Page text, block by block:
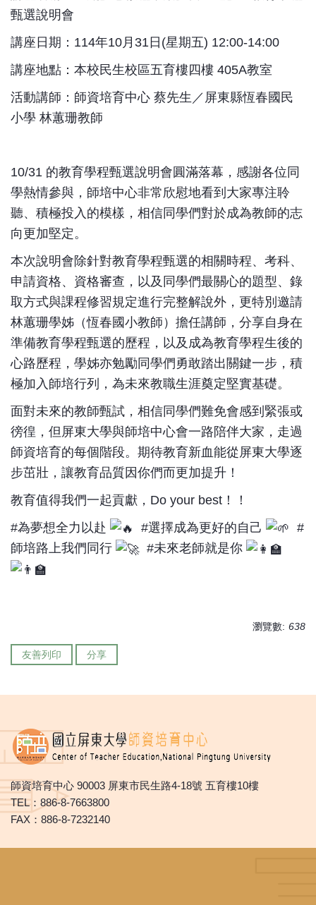
甄選說明會
講座日期：114年10月31日(星期五) 12:00-14:00
講座地點：本校民生校區五育樓四樓 405A教室
活動講師：師資培育中心 蔡先生／屏東縣恆春國民
小學 林蕙珊教師
10/31 的教育學程甄選說明會圓滿落幕，感謝各位同
學熱情參與，師培中心非常欣慰地看到大家專注聆
聽、積極投入的模樣，相信同學們對於成為教師的志
向更加堅定。
本次說明會除針對教育學程甄選的相關時程、考科、
申請資格、資格審查，以及同學們最關心的題型、錄
取方式與課程修習規定進行完整解說外，更特別邀請
林蕙珊學姊（恆春國小教師）擔任講師，分享自身在
準備教育學程甄選的歷程，以及成為教育學程生後的
心路歷程，學姊亦勉勵同學們勇敢踏出關鍵一步，積
極加入師培行列，為未來教職生涯奠定堅實基礎。
面對未來的教師甄試，相信同學們難免會感到緊張或
徬徨，但屏東大學與師培中心會一路陪伴大家，走過
師資培育的每個階段。期待教育新血能從屏東大學逐
步茁壯，讓教育品質因你們而更加提升！
教育值得我們一起貢獻，Do your best！！
#為夢想全力以赴
#選擇成為更好的自己
#
師培路上我們同行
#未來老師就是你
瀏覽數: 638
友善列印 分享
師資培育中心 90003 屏東市民生路4-18號 五育樓10樓
TEL：886-8-7663800
FAX：886-8-7232140